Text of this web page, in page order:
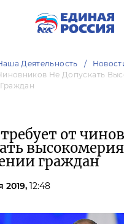
Деятельность
Не Допускать
от
граждан
2019, 12:48